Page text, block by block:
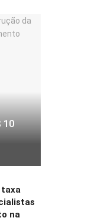
10
taxa
na